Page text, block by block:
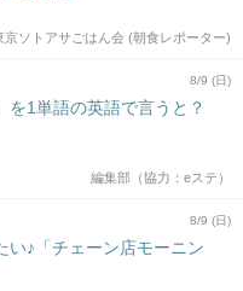
京ソトアサごはん会 (朝食レポーター)
8/9 (日)
を1単語の英語で言うと？
編集部（協力：eステ）
8/9 (日)
い♪「チェーン店モーニン